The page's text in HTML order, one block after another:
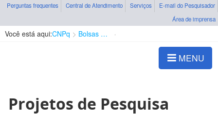
Perguntas frequentes Central de Atendimento Serviços
E-mail do Pesquisador
Área de imprensa
Você está aqui:CNPq Bolsas e Auxílios Vigentes
MENU
Projetos de Pesquisa